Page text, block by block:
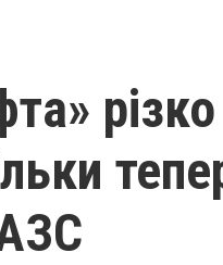
різко